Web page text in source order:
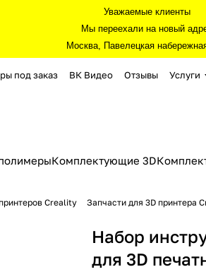
Уважаемые клиенты
Мы переехали на новый
Москва, Павелецкая
под заказ ВК Видео Отзывы Услуги
Комплектующие 3D
Creality Запчасти для 3D принтера
Набор
для 3D